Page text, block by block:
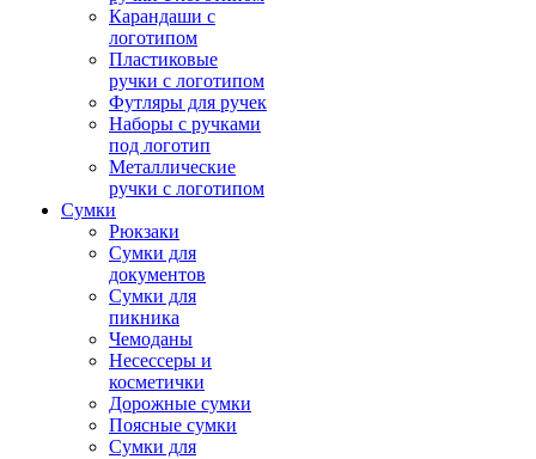
Карандаши с
логотипом
Пластиковые
ручки с логотипом
Футляры для ручек
Наборы с ручками
под логотип
Металлические
ручки с логотипом
Сумки
Рюкзаки
Сумки для
документов
Сумки для
пикника
Чемоданы
Несессеры и
косметички
Дорожные сумки
Поясные сумки
Сумки для